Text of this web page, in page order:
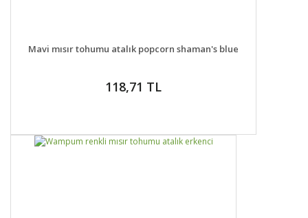
DETAYLAR SEPETE EKLE
Mavi mısır tohumu atalık popcorn shaman's blue
118,71 TL